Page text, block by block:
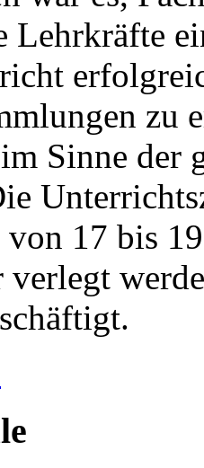
Lehrkräfte
zu
Sinne der
von 17 bis